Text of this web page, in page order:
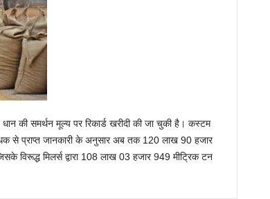
की समर्थन मूल्य पर रिकार्ड खरीदी की जा चुकी है। कस्टम
से प्राप्त जानकारी के अनुसार अब तक 120 लाख 90 हजार
विरूद्ध मिलर्स द्वारा 108 लाख 03 हजार 949 मीट्रिक टन